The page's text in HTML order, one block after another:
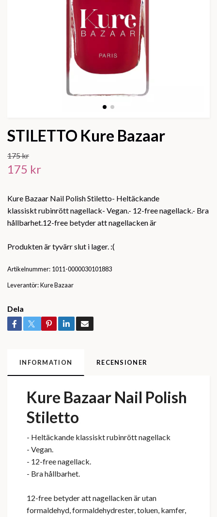
STILETTO Kure Bazaar
175 kr
175 kr
Kure Bazaar Nail Polish Stiletto- Heltäckande
klassiskt rubinrött nagellack- Vegan.- 12-free nagellack.- Bra
hållbarhet.12-free betyder att nagellacken är
Produkten är tyvärr slut i lager. :(
Artikelnummer: 1011-0000030101883
Leverantör:Kure Bazaar
Dela
INFORMATION RECENSIONER
Kure Bazaar Nail Polish
Stiletto
- Heltäckande klassisktrubinrött nagellack
- Vegan.
- 12-free nagellack.
- Bra hållbarhet.
12-free betyder att nagellacken är utan
formaldehyd, formaldehydrester, toluen, kamfer,